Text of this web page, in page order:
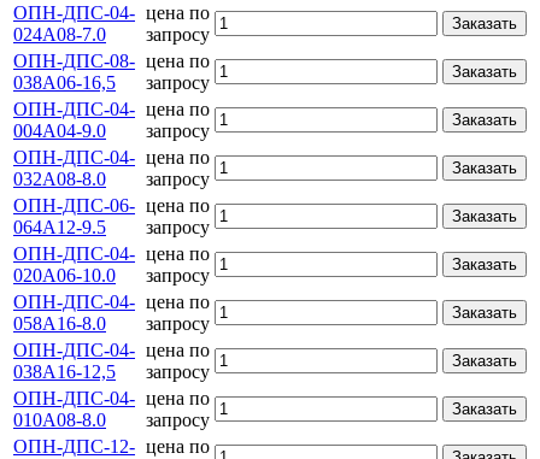
ОПН-ДПС-04-
024А08-7.0
цена по
запросу
Заказать
ОПН-ДПС-08-
038А06-16,5
цена по
запросу
Заказать
ОПН-ДПС-04-
004А04-9.0
цена по
запросу
Заказать
ОПН-ДПС-04-
032А08-8.0
цена по
запросу
Заказать
ОПН-ДПС-06-
064А12-9.5
цена по
запросу
Заказать
ОПН-ДПС-04-
020А06-10.0
цена по
запросу
Заказать
ОПН-ДПС-04-
058А16-8.0
цена по
запросу
Заказать
ОПН-ДПС-04-
038А16-12,5
цена по
запросу
Заказать
ОПН-ДПС-04-
010А08-8.0
цена по
запросу
Заказать
ОПН-ДПС-12- цена по